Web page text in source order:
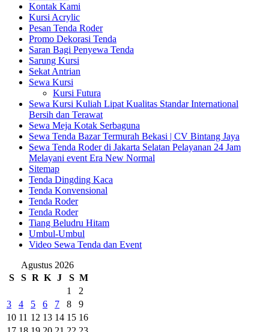
Kontak Kami
Kursi Acrylic
Pesan Tenda Roder
Promo Dekorasi Tenda
Saran Bagi Penyewa Tenda
Sarung Kursi
Sekat Antrian
Sewa Kursi
Kursi Futura
Sewa Kursi Kuliah Lipat Kualitas Standar International
Bersih dan Terawat
Sewa Meja Kotak Serbaguna
Sewa Tenda Bazar Termurah Bekasi | CV Bintang Jaya
Sewa Tenda Roder di Jakarta Selatan Pelayanan 24 Jam
Melayani event Era New Normal
Sitemap
Tenda Dingding Kaca
Tenda Konvensional
Tenda Roder
Tenda Roder
Tiang Beludru Hitam
Umbul-Umbul
Video Sewa Tenda dan Event
Agustus 2026
S
S R K J S M
1
2
3
4 5 6 7 8
9
10 11 12 13 14 15 16